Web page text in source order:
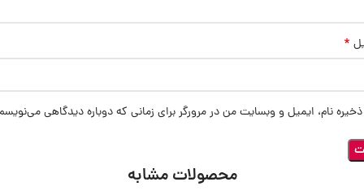
*
ذخیره نام، ایمیل و وبسایت من در مرورگر برای زمانی که دوباره دیدگاهی
محصولات مشابه